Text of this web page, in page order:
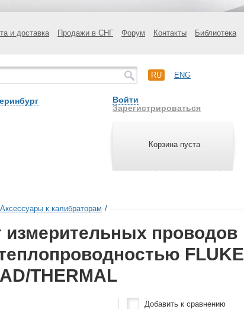
и доставка Продажи в СНГ Форум Контакты Библиотека
RU ENG
Войти
Зарегистрироваться
Корзина пуста
Аксессуары к калибраторам /
измерительных проводов
FLUKE
THERMAL
Добавить к сравнению